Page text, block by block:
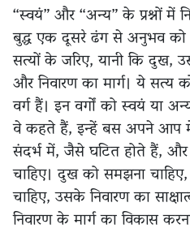
“स्वयं” और “अन्य” के प्रश्नों
बुद्ध एक दूसरे ढंग से अनुभव को
सत्यों के जरिए, यानी कि दुख,
और निवारण का मार्ग। ये
वर्ग हैं। इन वर्गों को स्वयं या
वे कहते हैं, इन्हें बस अपने आप में
संदर्भ में, जैसे घटित होते हैं, और
चाहिए। दुख को समझना
चाहिए, उसके निवारण का
निवारण के मार्ग का विकास